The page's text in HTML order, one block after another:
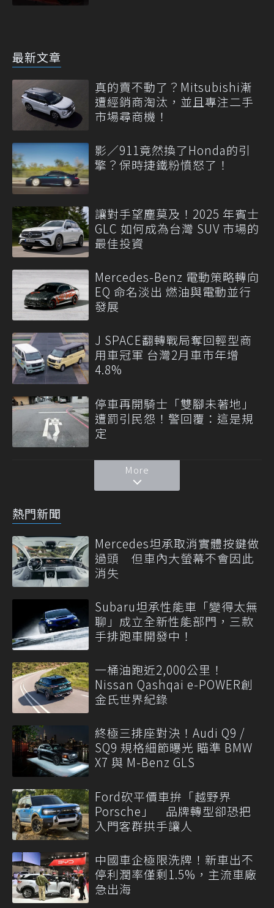
最新文章
真的賣不動了？Mitsubishi漸
遭經銷商淘汰，並且專注二手
市場尋商機！
影／911竟然換了Honda的引
擎？保時捷鐵粉憤怒了！
讓對手望塵莫及！2025 年賓士
GLC 如何成為台灣 SUV 市場的
最佳投資
Mercedes-Benz 電動策略轉向
EQ 命名淡出 燃油與電動並行
發展
J SPACE翻轉戰局奪回輕型商
用車冠軍 台灣2月車市年增
4.8%
停車再開騎士「雙腳未著地」
遭罰引民怨！警回覆：這是規
定
More
熱門新聞
Mercedes坦承取消實體按鍵做
過頭 但車內大螢幕不會因此
消失
Subaru坦承性能車「變得太無
聊」成立全新性能部門，三款
手排跑車開發中！
一桶油跑近2,000公里！
Nissan Qashqai e-POWER創
金氏世界紀錄
終極三排座對決！Audi Q9 /
SQ9 規格細節曝光 瞄準 BMW
X7 與 M-Benz GLS
Ford砍平價車拚「越野界
Porsche」 品牌轉型卻恐把
入門客群拱手讓人
中國車企極限洗牌！新車出不
停利潤率僅剩1.5%，主流車廠
急出海